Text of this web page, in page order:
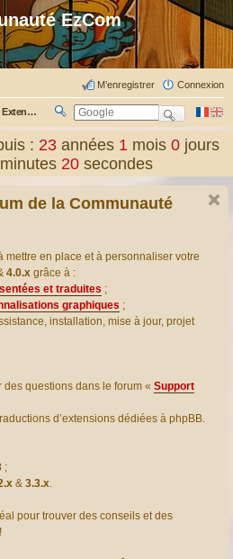
EzCom
Connexion
M’enregistrer
Extensions présentées & traduites
ec
ch
er
: 23 années1 mois0 jours
minutes 21 secondes
de la Communauté
mettre en place et à personnaliser votre
4.0.x grâce à :
et traduites ;
graphiques ;
installation, mise à jour, projet
questions dans le forum « Support
d’extensions dédiées à phpBB.
;
& 3.3.x.
pour trouver des conseils et des